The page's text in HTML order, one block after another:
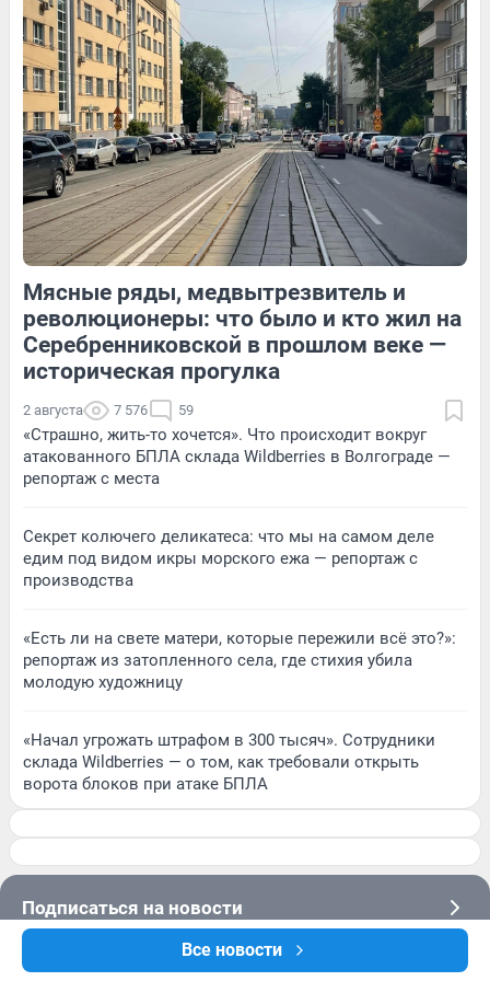
Все новости
15 Обсудить
124 1 18 Обсудить
Обсудить 19
Мясные ряды, медвытрезвитель и
революционеры: что было и кто жил на
Серебренниковской в прошлом веке —
историческая прогулка
2 августа 7 576 59
«Страшно, жить-то хочется». Что происходит вокруг
атакованного БПЛА склада Wildberries в Волгограде —
репортаж с места
Секрет колючего деликатеса: что мы на самом деле
едим под видом икры морского ежа — репортаж с
производства
«Есть ли на свете матери, которые пережили всё это?»:
репортаж из затопленного села, где стихия убила
молодую художницу
«Начал угрожать штрафом в 300 тысяч». Сотрудники
склада Wildberries — о том, как требовали открыть
ворота блоков при атаке БПЛА
Подписаться на новости
Сообщить новость